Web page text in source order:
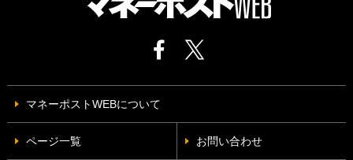
マネーポストWEBについて
ページ一覧 お問い合わせ